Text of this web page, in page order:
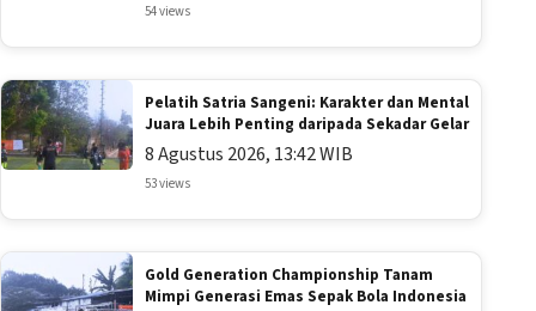
54 views
Pelatih Satria Sangeni: Karakter dan Mental
Juara Lebih Penting daripada Sekadar Gelar
8 Agustus 2026, 13:42 WIB
53 views
Gold Generation Championship Tanam
Mimpi Generasi Emas Sepak Bola Indonesia